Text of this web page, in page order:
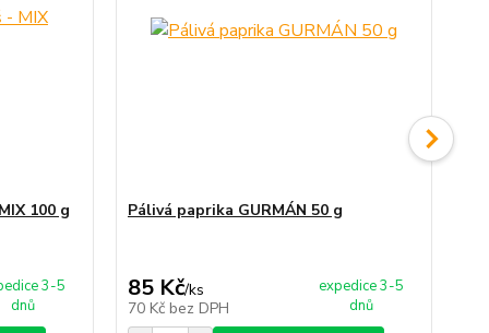
100 g
3-5
dnů
Pálivá paprika GURMÁN 50 g
85 Kč/ks
70 Kč bez DPH
expedice 3-5
dnů